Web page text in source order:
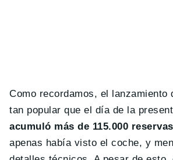
Como recordamos, el lanzamiento
tan popular que el día de la
acumuló más de 115.000 reservas
apenas había visto el coche, y